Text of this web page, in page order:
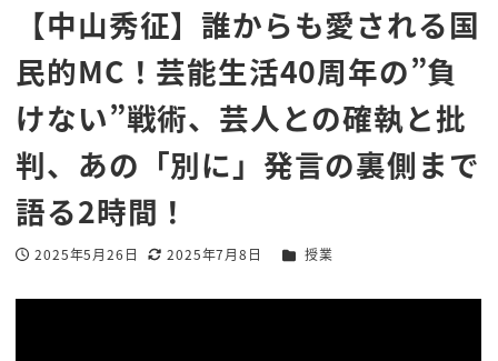
【中山秀征】誰からも愛される国
民的MC！芸能生活40周年の”負
けない”戦術、芸人との確執と批
判、あの「別に」発言の裏側まで
語る2時間！
投稿日
2025年5月26日
更新日
2025年7月8日
著
カテゴリー
授業